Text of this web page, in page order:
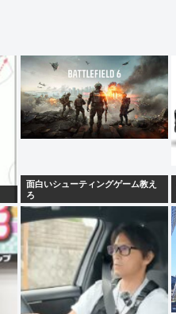
面白いシューティングゲーム教え
ろ